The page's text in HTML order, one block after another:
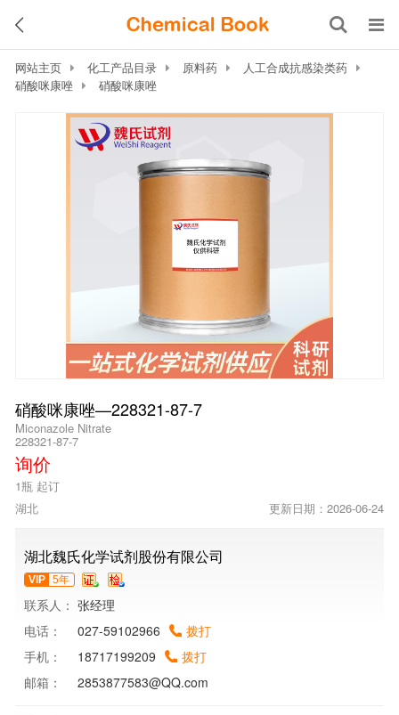
网站主页 化工产品目录 原料药
人工合成抗感染类药
硝酸咪康唑
硝酸咪康唑
硝酸咪康唑—228321-87-7
Miconazole Nitrate
228321-87-7
询价
1瓶 起订
湖北
更新日期：2026-06-24
湖北魏氏化学试剂股份有限公司
VIP 5年
联系人： 张经理
电话：
027-59102966
拨打
手机：
18717199209
拨打
邮箱：
2853877583@QQ.com